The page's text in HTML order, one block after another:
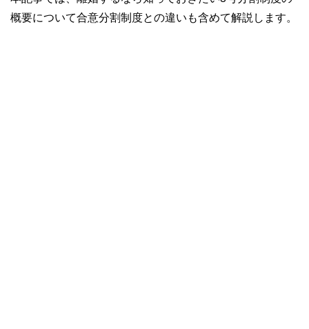
概要について合意分割制度との違いも含めて解説します。